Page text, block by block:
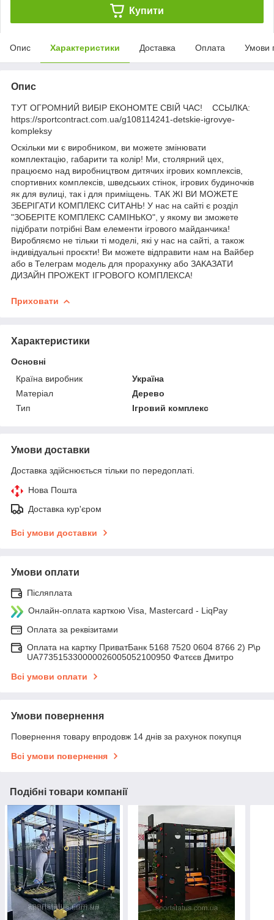
Купити
Опис Характеристики Доставка Оплата Умови
Опис
ТУТ ОГРОМНИЙ ВИБІР ЕКОНОМТЕ СВІЙ ЧАС! ССЫЛКА:
https://sportcontract.com.ua/g108114241-detskie-igrovye-
kompleksy
Оскільки ми є виробником, ви можете змінювати
комплектацію, габарити та колір! Ми, столярний цех,
працюємо над виробництвом дитячих ігрових комплексів,
спортивних комплексів, шведських стінок, ігрових будиночків
як для вулиці, так і для приміщень. ТАК ЖІ ВИ МОЖЕТЕ
ЗБЕРІГАТИ КОМПЛЕКС СИТАНЬ! У нас на сайті є розділ
"ЗОБЕРІТЕ КОМПЛЕКС САМІНЬКО", у якому ви зможете
підібрати потрібні Вам елементи ігрового майданчика!
Виробляємо не тільки ті моделі, які у нас на сайті, а також
індивідуальні проєкти! Ви можете відправити нам на Вайбер
або в Телеграм модель для прорахунку або ЗАКАЗАТИ
ДИЗАЙН ПРОЖЕКТ ІГРОВОГО КОМПЛЕКСА!
Приховати
Характеристики
Основні
Країна виробник
Україна
Матеріал
Дерево
Тип
Ігровий комплекс
Умови доставки
Доставка здійснюється тільки по передоплаті.
Нова Пошта
Доставка кур'єром
Всі умови доставки
Умови оплати
Післяплата
Онлайн-оплата карткою Visa, Mastercard - LiqPay
Оплата за реквізитами
Оплата на картку ПриватБанк 5168 7520 0604 8766 2) Р\р
UA773515330000026005052100950 Фатєєв Дмитро
Всі умови оплати
Умови повернення
Повернення товару впродовж 14 днів за рахунок покупця
Всі умови повернення
Подібні товари компанії